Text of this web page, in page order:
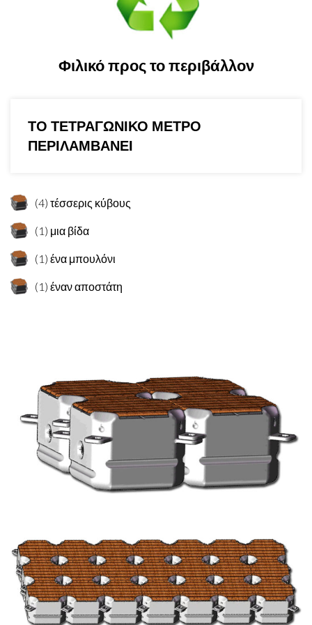
Φιλικό προς το περιβάλλον
ΤΟ ΤΕΤΡΑΓΩΝΙΚΟ ΜΕΤΡΟ
ΠΕΡΙΛΑΜΒΑΝΕΙ
(4) τέσσερις κύβους
(1) μια βίδα
(1) ένα μπουλόνι
(1) έναν αποστάτη